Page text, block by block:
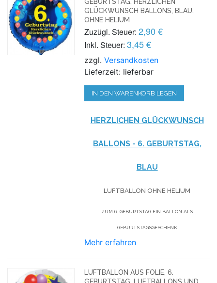
GLÜCKWUNSCH BALLONS, BLAU,
OHNE HELIUM
Zuzügl. Steuer: 2,90 €
Inkl. Steuer: 3,45 €
zzgl.Versandkosten
Lieferzeit: lieferbar
IN DEN WARENKORB LEGEN
HERZLICHEN GLÜCKWUNSCH
BALLONS - 6. GEBURTSTAG,
BLAU
LUFTBALLON OHNE HELIUM
ZUM 6. GEBURTSTAG EIN BALLON ALS
GEBURTSTAGSGESCHENK
Mehr erfahren
LUFTBALLON AUS FOLIE, 6.